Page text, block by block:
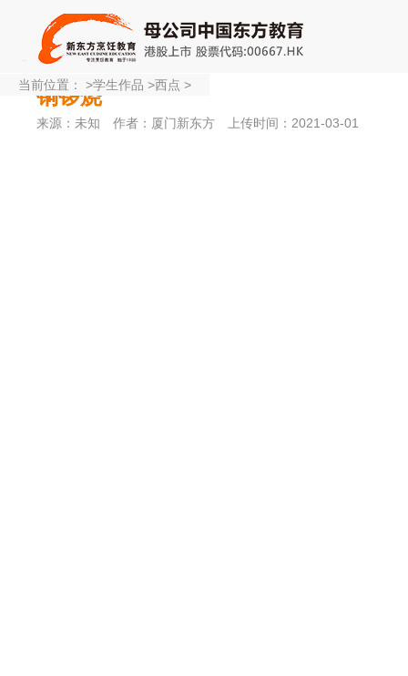
铜锣烧
来源：未知 作者：厦门新东方 上传时间：2021-03-01
当前位置： >学生作品 >西点 >